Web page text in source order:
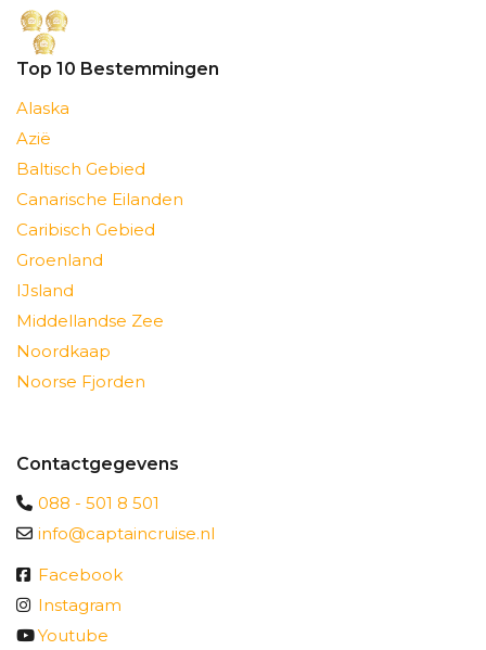
Top 10 Bestemmingen
Alaska
Azië
Baltisch Gebied
Canarische Eilanden
Caribisch Gebied
Groenland
IJsland
Middellandse Zee
Noordkaap
Noorse Fjorden
Contactgegevens
088 - 501 8 501
info@captaincruise.nl
Facebook
Instagram
Youtube